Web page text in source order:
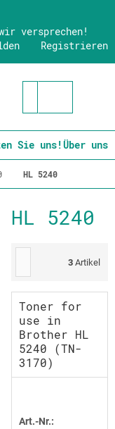
versprechen!
Registrieren
Sie uns!Über uns
HL 5240
HL 5240
3 Artikel
Toner for
use in
Brother HL
5240 (TN-
3170)
Art.-Nr.: